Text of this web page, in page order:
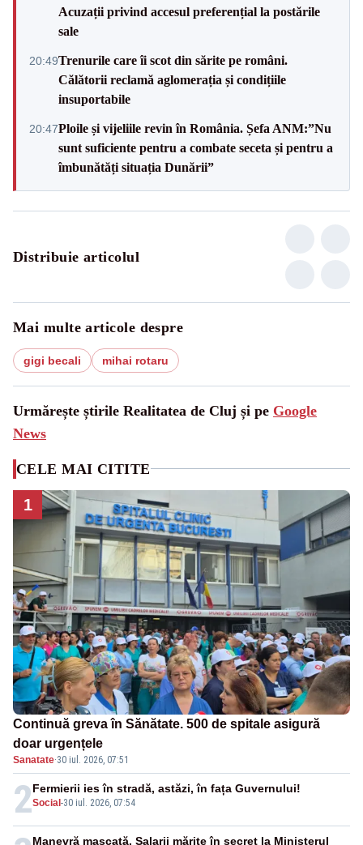
Acuzații privind accesul preferențial la postările
sale
20:49Trenurile care îi scot din sărite pe români.
Călătorii reclamă aglomerația și condițiile
insuportabile
20:47Ploile și vijeliile revin în România. Șefa ANM:”Nu
sunt suficiente pentru a combate seceta și pentru a
îmbunătăți situația Dunării”
Distribuie articolul
Mai multe articole despre
gigi becali mihai rotaru
Urmărește știrile Realitatea de Cluj și pe Google
News
CELE MAI CITITE
1
Continuă greva în Sănătate. 500 de spitale asigură
doar urgențele
Sanatate·30 iul. 2026, 07:51
2Social -30 iul. 2026, 07:54
Fermierii ies în stradă, astăzi, în fața Guvernului!
Manevră mascată. Salarii mărite în secret la Ministerul